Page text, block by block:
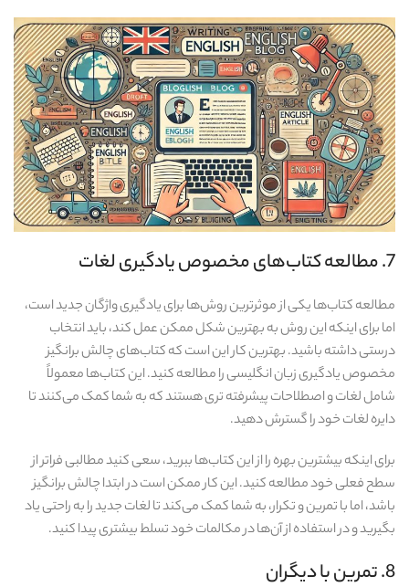
7. مطالعه کتاب‌های مخصوص یادگیری لغات
مطالعه کتاب‌ها یکی از موثرترین روش‌ها برای یادگیری واژگان جدید است،
اما برای اینکه این روش به بهترین شکل ممکن عمل کند، باید انتخاب
درستی داشته باشید. بهترین کار این است که کتاب‌های چالش‌ برانگیز
مخصوص یادگیری زبان انگلیسی را مطالعه کنید. این کتاب‌ها معمولاً
شامل لغات و اصطلاحات پیشرفته‌ تری هستند که به شما کمک می‌کنند تا
دایره لغات خود را گسترش دهید.
برای اینکه بیشترین بهره را از این کتاب‌ها ببرید، سعی کنید مطالبی فراتر از
سطح فعلی خود مطالعه کنید. این کار ممکن است در ابتدا چالش‌ برانگیز
باشد، اما با تمرین و تکرار، به شما کمک می‌کند تا لغات جدید را به راحتی یاد
بگیرید و در استفاده از آن‌ها در مکالمات خود تسلط بیشتری پیدا کنید.
8. تمرین با دیگران